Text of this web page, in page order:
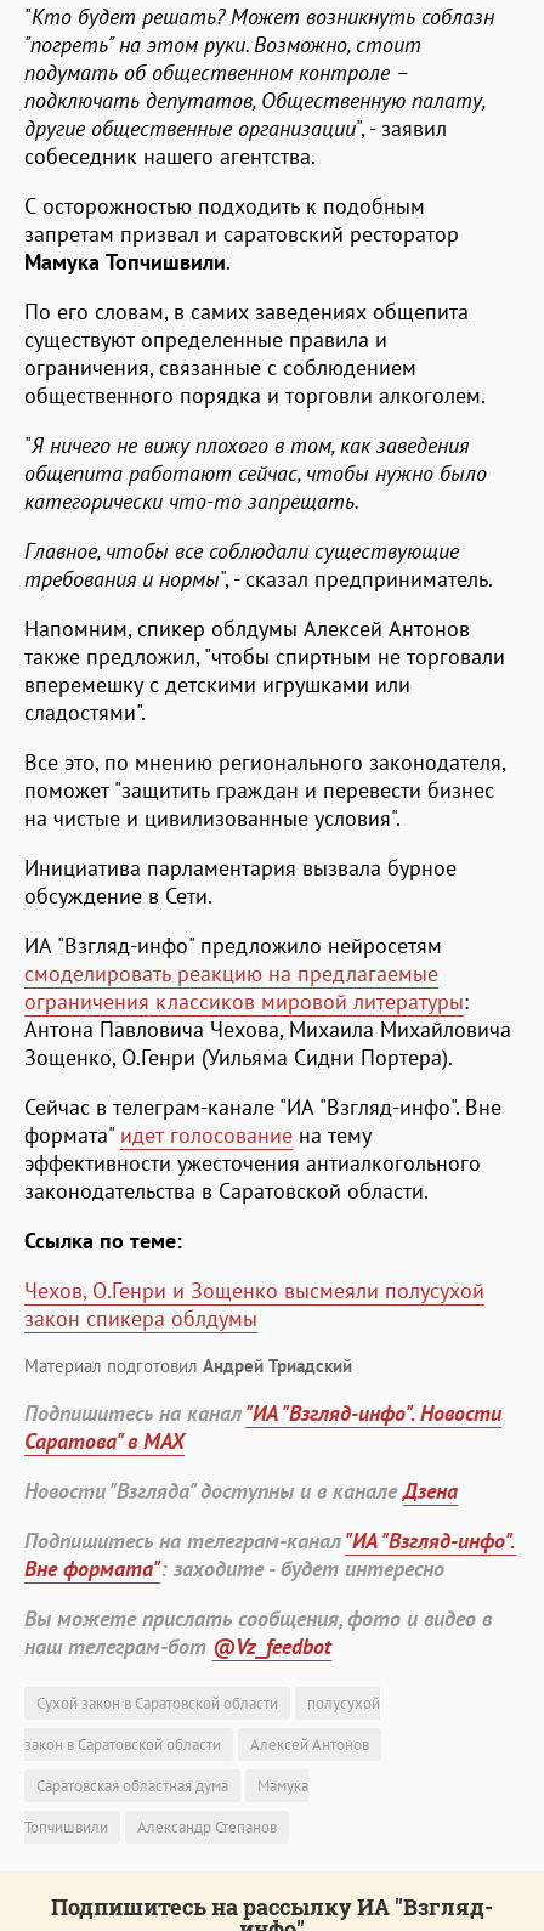
"Кто будет решать? Может возникнуть соблазн
"погреть" на этом руки. Возможно, стоит
подумать об общественном контроле –
подключать депутатов, Общественную палату,
другие общественные организации", - заявил
собеседник нашего агентства.
С осторожностью подходить к подобным
запретам призвал и саратовский ресторатор
Мамука Топчишвили.
По его словам, в самих заведениях общепита
существуют определенные правила и
ограничения, связанные с соблюдением
общественного порядка и торговли алкоголем.
"Я ничего не вижу плохого в том, как заведения
общепита работают сейчас, чтобы нужно было
категорически что-то запрещать.
Главное, чтобы все соблюдали существующие
требования и нормы", - сказал предприниматель.
Напомним, спикер облдумы Алексей Антонов
также предложил, "чтобы спиртным не торговали
вперемешку с детскими игрушками или
сладостями".
Все это, по мнению регионального законодателя,
поможет "защитить граждан и перевести бизнес
на чистые и цивилизованные условия".
Инициатива парламентария вызвала бурное
обсуждение в Сети.
ИА "Взгляд-инфо" предложило нейросетям
смоделировать реакцию на предлагаемые
ограничения классиков мировой литературы:
Антона Павловича Чехова, Михаила Михайловича
Зощенко, О.Генри (Уильяма Сидни Портера).
Сейчас в телеграм-канале "ИА "Взгляд-инфо". Вне
формата" идет голосование на тему
эффективности ужесточения антиалкогольного
законодательства в Саратовской области.
Ссылка по теме:
Чехов, О.Генри и Зощенко высмеяли полусухой
закон спикера облдумы
Материал подготовил Андрей Триадский
Подпишитесь на канал"ИА "Взгляд-инфо". Новости
Саратова" в MAX
Новости "Взгляда" доступны и в каналеДзена
Подпишитесь на телеграм-канал"ИА "Взгляд-инфо".
Вне формата": заходите - будет интересно
Вы можете прислать сообщения, фото и видео в
наш телеграм-бот @Vz_feedbot
Сухой закон в Саратовской области
полусухой
закон в Саратовской области
Алексей Антонов
Саратовская областная дума
Мамука
Топчишвили
Александр Степанов
Подпишитесь на рассылку ИА "Взгляд-